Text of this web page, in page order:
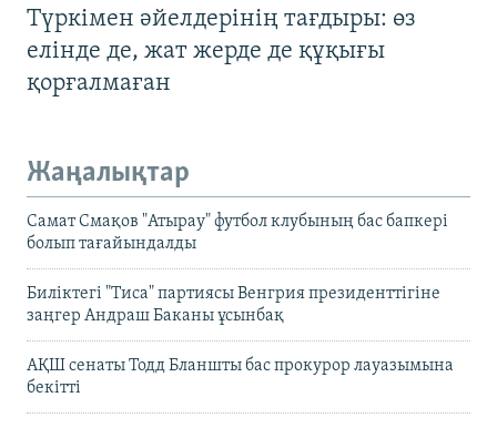
Түркімен әйелдерінің тағдыры: өз
елінде де, жат жерде де құқығы
қорғалмаған
Жаңалықтар
Самат Смақов "Атырау" футбол клубының бас бапкері
болып тағайындалды
Биліктегі "Тиса" партиясы Венгрия президенттігіне
заңгер Андраш Баканы ұсынбақ
АҚШ сенаты Тодд Бланшты бас прокурор лауазымына
бекітті